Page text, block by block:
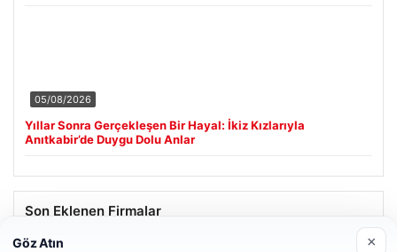
05/08/2026
Yıllar Sonra Gerçekleşen Bir Hayal: İkiz Kızlarıyla
Anıtkabir’de Duygu Dolu Anlar
Son Eklenen Firmalar
Göz Atın ×